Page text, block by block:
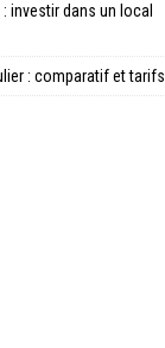
investir dans un local
: comparatif et tarifs